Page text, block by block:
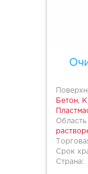
Бетон,
Срок
Страна: